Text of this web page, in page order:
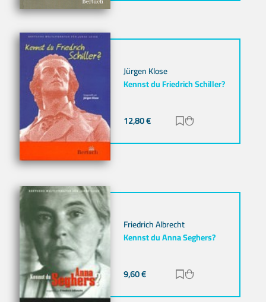
Jürgen Klose
Kennst du Friedrich Schiller?
12,80€ Zur Merkliste
Friedrich Albrecht
Kennst du Anna Seghers?
9,60€ Zur Merkliste